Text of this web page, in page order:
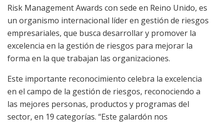
Risk Management Awards con sede en Reino Unido, es
un organismo internacional líder en gestión de riesgos
empresariales, que busca desarrollar y promover la
excelencia en la gestión de riesgos para mejorar la
forma en la que trabajan las organizaciones.
Este importante reconocimiento celebra la excelencia
en el campo de la gestión de riesgos, reconociendo a
las mejores personas, productos y programas del
sector, en 19 categorías. “Este galardón nos